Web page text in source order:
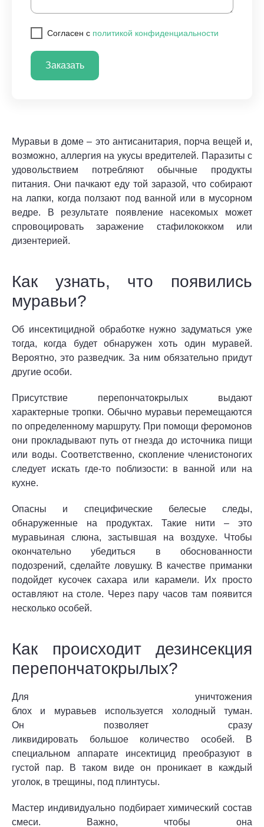
Cогласен с политикой конфиденциальности
Заказать
Муравьи в доме – это антисанитария, порча вещей и,
возможно, аллергия на укусы вредителей. Паразиты с
удовольствием потребляют обычные продукты
питания. Они пачкают еду той заразой, что собирают
на лапки, когда ползают под ванной или в мусорном
ведре. В результате появление насекомых может
спровоцировать заражение стафилококком или
дизентерией.
Как узнать, что появились
муравьи?
Об инсектицидной обработке нужно задуматься уже
тогда, когда будет обнаружен хоть один муравей.
Вероятно, это разведчик. За ним обязательно придут
другие особи.
Присутствие перепончатокрылых выдают
характерные тропки. Обычно муравьи перемещаются
по определенному маршруту. При помощи феромонов
они прокладывают путь от гнезда до источника пищи
или воды. Соответственно, скопление членистоногих
следует искать где-то поблизости: в ванной или на
кухне.
Опасны и специфические белесые следы,
обнаруженные на продуктах. Такие нити – это
муравьиная слюна, застывшая на воздухе. Чтобы
окончательно убедиться в обоснованности
подозрений, сделайте ловушку. В качестве приманки
подойдет кусочек сахара или карамели. Их просто
оставляют на столе. Через пару часов там появится
несколько особей.
Как происходит дезинсекция
перепончатокрылых?
Для уничтожения
блох и муравьев используется холодный туман.
Он позволяет сразу
ликвидировать большое количество особей. В
специальном аппарате инсектицид преобразуют в
густой пар. В таком виде он проникает в каждый
уголок, в трещины, под плинтусы.
Мастер индивидуально подбирает химический состав
смеси. Важно, чтобы она